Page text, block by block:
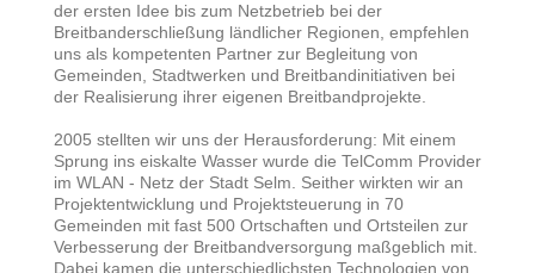
der ersten Idee bis zum Netzbetrieb bei der
Breitbanderschließung ländlicher Regionen, empfehlen
uns als kompetenten Partner zur Begleitung von
Gemeinden, Stadtwerken und Breitbandinitiativen bei
der Realisierung ihrer eigenen Breitbandprojekte.
2005 stellten wir uns der Herausforderung: Mit einem
Sprung ins eiskalte Wasser wurde die TelComm Provider
im WLAN - Netz der Stadt Selm. Seither wirkten wir an
Projektentwicklung und Projektsteuerung in 70
Gemeinden mit fast 500 Ortschaften und Ortsteilen zur
Verbesserung der Breitbandversorgung maßgeblich mit.
Dabei kamen die unterschiedlichsten Technologien von